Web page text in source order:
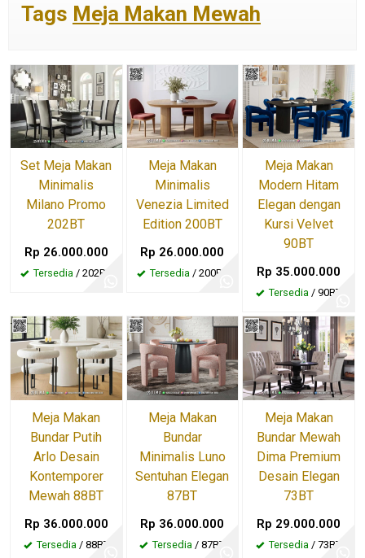
Tags Meja Makan Mewah
Set Meja Makan
Minimalis
Milano Promo
202BT
Rp 26.000.000
Tersedia / 202BT
Meja Makan
Minimalis
Venezia Limited
Edition 200BT
Rp 26.000.000
Tersedia/ 200BT
Meja Makan
Modern Hitam
Elegan dengan
Kursi Velvet
90BT
Rp 35.000.000
Tersedia / 90BT
Meja Makan
Bundar Putih
Arlo Desain
Kontemporer
Mewah 88BT
Rp 36.000.000
Tersedia / 88BT
Meja Makan
Bundar
Minimalis Luno
Sentuhan Elegan
87BT
Rp 36.000.000
Tersedia / 87BT
Meja Makan
Bundar Mewah
Dima Premium
Desain Elegan
73BT
Rp 29.000.000
Tersedia / 73BT